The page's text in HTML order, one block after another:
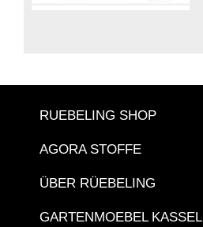
RUEBELING SHOP
AGORA STOFFE
ÜBER RÜEBELING
GARTENMOEBEL KASSEL